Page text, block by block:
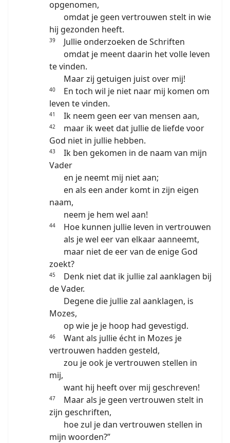
opgenomen,
omdat je geen vertrouwen stelt in wie
hij gezonden heeft.
39
Jullie onderzoeken de Schriften
omdat je meent daarin het volle leven
te vinden.
Maar zij getuigen juist over mij!
40
En toch wil je niet naar mij komen om
leven te vinden.
41 Ik neem geen eer van mensen aan,
42
maar ik weet dat jullie de liefde voor
God niet in jullie hebben.
43
Ik ben gekomen in de naam van mijn
Vader
en je neemt mij niet aan;
en als een ander komt in zijn eigen
naam,
neem je hem wel aan!
44
Hoe kunnen jullie leven in vertrouwen
als je wel eer van elkaar aanneemt,
maar niet de eer van de enige God
zoekt?
45
Denk niet dat ik jullie zal aanklagen bij
de Vader.
Degene die jullie zal aanklagen, is
Mozes,
op wie je je hoop had gevestigd.
46
Want als jullie écht in Mozes je
vertrouwen hadden gesteld,
zou je ook je vertrouwen stellen in
mij,
want hij heeft over mij geschreven!
47
Maar als je geen vertrouwen stelt in
zijn geschriften,
hoe zul je dan vertrouwen stellen in
mijn woorden?”